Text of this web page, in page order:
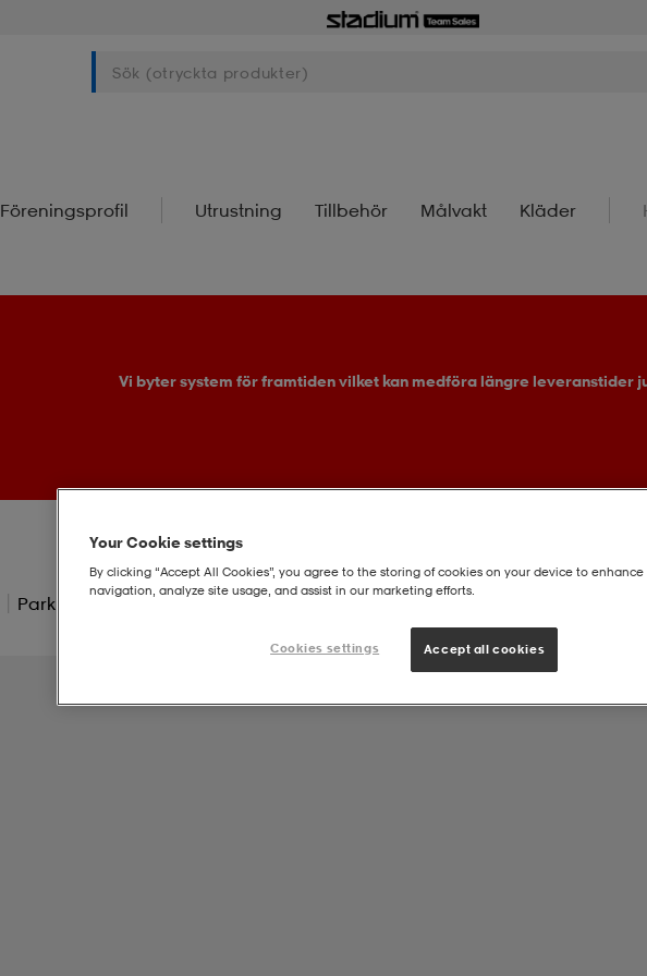
Föreningsprofil Utrustning Tillbehör Målvakt Kläder
Vi byter system för framtiden vilket kan medföra längre leveranstider
| Park Viii Ss Jsy Jr
Your Cookie settings
By clicking “Accept All Cookies”, you agree to the storing of cookies on your device to enhance
navigation, analyze site usage, and assist in our marketing efforts.
Cookies settings Accept all cookies